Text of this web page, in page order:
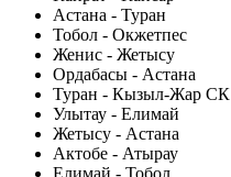
Астана - Туран
Тобол - Окжетпес
Женис - Жетысу
Ордабасы - Астана
Туран - Кызыл-Жар СК
Улытау - Елимай
Жетысу - Астана
Актобе - Атырау